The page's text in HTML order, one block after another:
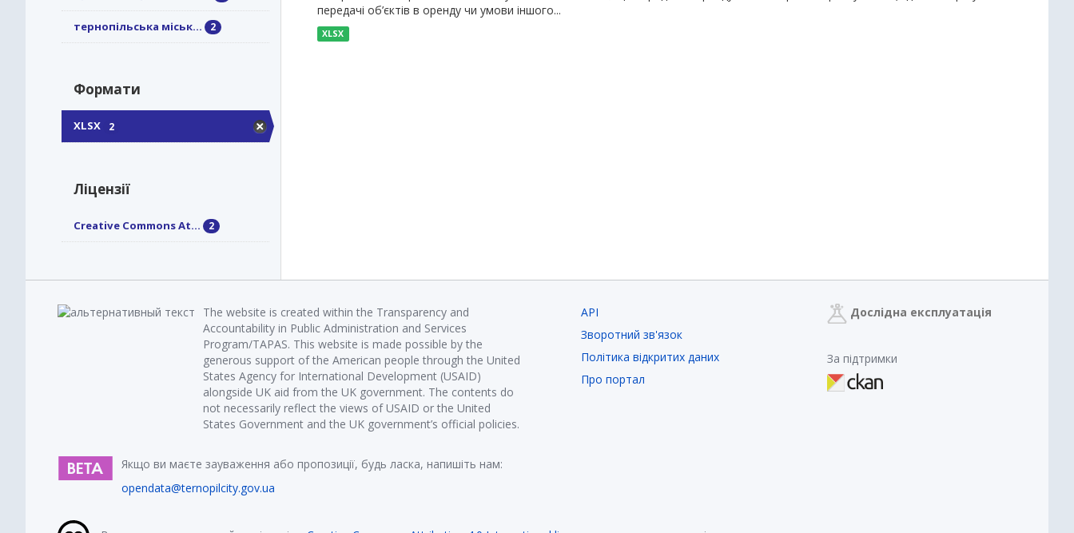
тернопільська міськ... 2
Формати
XLSX 2
Ліцензії
Creative Commons At... 2
передачі об’єктів в оренду чи умови іншого...
XLSX
The website is created within the Transparency and
Accountability in Public Administration and Services
Program/TAPAS. This website is made possible by the
generous support of the American people through the United
States Agency for International Development (USAID)
alongside UK aid from the UK government. The contents do
not necessarily reflect the views of USAID or the United
States Government and the UK government’s official policies.
Якщо ви маєте зауваження або пропозиції, будь ласка, напишіть нам:
opendata@ternopilcity.gov.ua
API
Зворотний зв'язок
Політика відкритих даних
Про портал
Дослідна експлуатація
За підтримки